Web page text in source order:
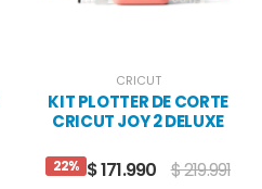
CRICUT
KIT PLOTTER DE CORTE
CRICUT JOY 2 DELUXE
22% $ 171.990 $ 219.991